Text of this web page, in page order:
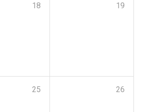
18 19
25 26